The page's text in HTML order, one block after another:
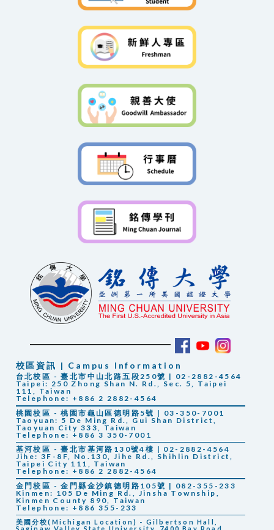
校區資訊 | Campus Information
台北校區 - 臺北市中山北路五段250號 | 02-2882-4564
Taipei: 250 Zhong Shan N. Rd., Sec. 5, Taipei
111, Taiwan
Telephone: +886 2 2882-4564
桃園校區 - 桃園市龜山區德明路5號 | 03-350-7001
Taoyuan: 5 De Ming Rd., Gui Shan District,
Taoyuan City 333, Taiwan
Telephone: +886 3 350-7001
基河校區 - 臺北市基河路130號4樓 | 02-2882-4564
Jihe: 3F-8F, No.130, Jihe Rd., Shihlin District,
Taipei City 111, Taiwan
Telephone: +886 2 2882-4564
金門校區 - 金門縣金沙鎮德明路105號 | 082-355-233
Kinmen: 105 De Ming Rd., Jinsha Township,
Kinmen County 890, Taiwan
Telephone: +886 355-233
美國分校(Michigan Location) - Gilbertson Hall,